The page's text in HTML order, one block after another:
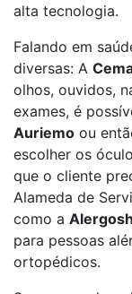
alta tecnologia.
Falando em
diversas: A
olhos, ouvidos,
exames, é
Auriemo ou
escolher os
que o cliente
Alameda de
como a
para pessoas
ortopédicos.